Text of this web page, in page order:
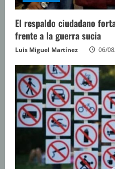
El respaldo ciudadano
frente a la guerra sucia
Luis Miguel Martínez 06/